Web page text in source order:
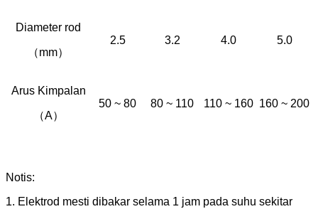
Diameter rod
（mm）
2.5 3.2 4.0 5.0
Arus Kimpalan
（A）
50 ~ 80 80 ~ 110 110 ~ 160 160 ~ 200
Notis:
1. Elektrod mesti dibakar selama 1 jam pada suhu sekitar